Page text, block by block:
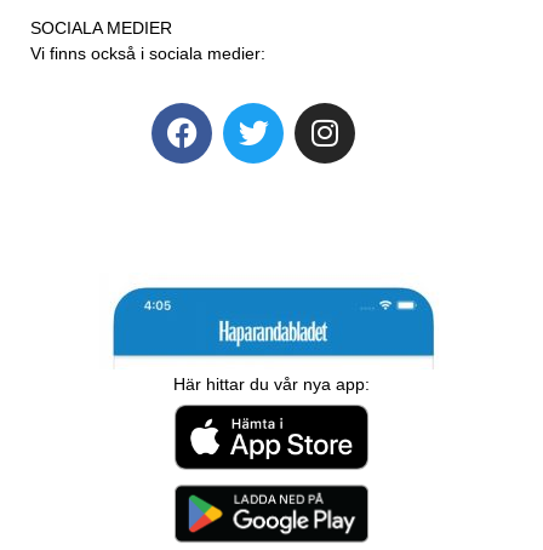
SOCIALA MEDIER
Vi finns också i sociala medier:
Här hittar du vår nya app: